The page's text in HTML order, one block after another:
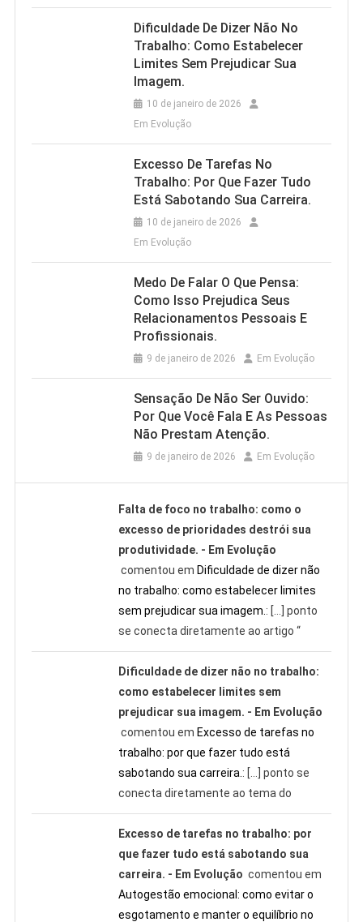
Dificuldade De Dizer Não No
Trabalho: Como Estabelecer
Limites Sem Prejudicar Sua
Imagem.
10 de janeiro de 2026
Em Evolução
Excesso De Tarefas No
Trabalho: Por Que Fazer Tudo
Está Sabotando Sua Carreira.
10 de janeiro de 2026
Em Evolução
Medo De Falar O Que Pensa:
Como Isso Prejudica Seus
Relacionamentos Pessoais E
Profissionais.
9 de janeiro de 2026 Em Evolução
Sensação De Não Ser Ouvido:
Por Que Você Fala E As Pessoas
Não Prestam Atenção.
9 de janeiro de 2026 Em Evolução
Falta de foco no trabalho: como o
excesso de prioridades destrói sua
produtividade. - Em Evolução
comentou em Dificuldade de dizer não
no trabalho: como estabelecer limites
sem prejudicar sua imagem. : […] ponto
se conecta diretamente ao artigo “
Dificuldade de dizer não no trabalho:
como estabelecer limites sem
prejudicar sua imagem. - Em Evolução
comentou em Excesso de tarefas no
trabalho: por que fazer tudo está
sabotando sua carreira. : […] ponto se
conecta diretamente ao tema do
Excesso de tarefas no trabalho: por
que fazer tudo está sabotando sua
carreira. - Em Evolução comentou em
Autogestão emocional: como evitar o
esgotamento e manter o equilíbrio no